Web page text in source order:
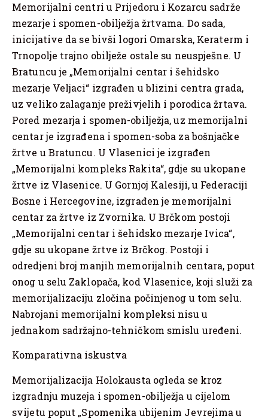
Memorijalni centri u Prijedoru i Kozarcu sadrže
mezarje i spomen-obilježja žrtvama. Do sada,
inicijative da se bivši logori Omarska, Keraterm i
Trnopolje trajno obilježe ostale su neuspješne. U
Bratuncu je „Memorijalni centar i šehidsko
mezarje Veljaci“ izgrađen u blizini centra grada,
uz veliko zalaganje preživjelih i porodica žrtava.
Pored mezarja i spomen-obilježja, uz memorijalni
centar je izgrađena i spomen-soba za bošnjačke
žrtve u Bratuncu. U Vlasenici je izgrađen
„Memorijalni kompleks Rakita“, gdje su ukopane
žrtve iz Vlasenice. U Gornjoj Kalesiji, u Federaciji
Bosne i Hercegovine, izgrađen je memorijalni
centar za žrtve iz Zvornika. U Brčkom postoji
„Memorijalni centar i šehidsko mezarje Ivica“,
gdje su ukopane žrtve iz Brčkog. Postoji i
odredjeni broj manjih memorijalnih centara, poput
onog u selu Zaklopača, kod Vlasenice, koji služi za
memorijalizaciju zločina počinjenog u tom selu.
Nabrojani memorijalni kompleksi nisu u
jednakom sadržajno-tehničkom smislu uređeni.
Komparativna iskustva
Memorijalizacija Holokausta ogleda se kroz
izgradnju muzeja i spomen-obilježja u cijelom
svijetu poput „Spomenika ubijenim Jevrejima u